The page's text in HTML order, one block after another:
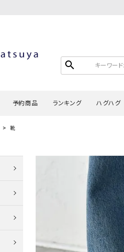
search
予約商品 ランキング ハグハグ
タンクトップ・キャミソール
カーディガン・ベスト
シャツ・ブラウス
スウェット・パーカー
シャツ
カーデ
ベスト
ニット
タンク
靴